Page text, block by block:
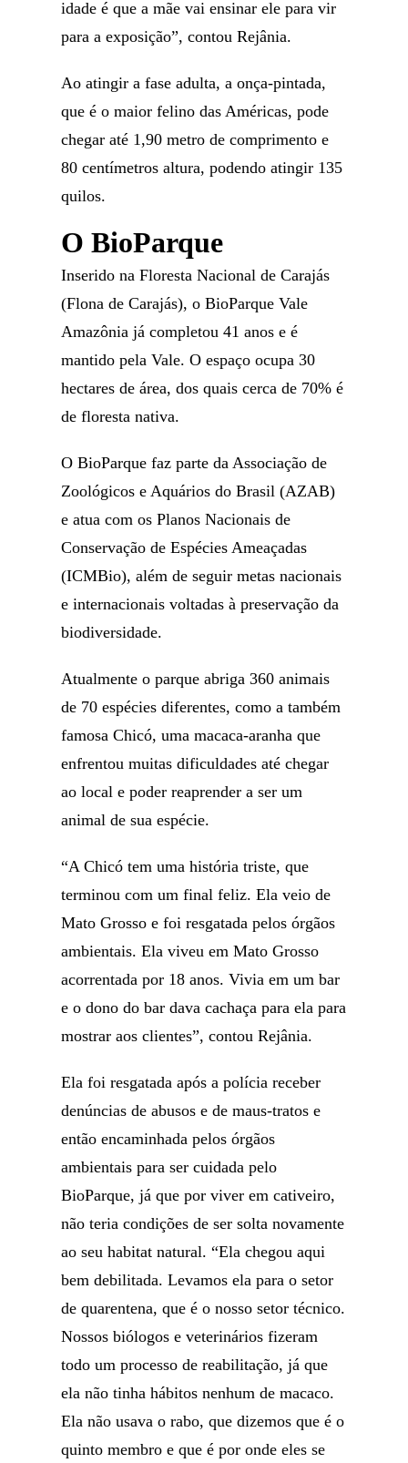
idade é que a mãe vai ensinar ele para vir
para a exposição”, contou Rejânia.
Ao atingir a fase adulta, a onça-pintada,
que é o maior felino das Américas, pode
chegar até 1,90 metro de comprimento e
80 centímetros altura, podendo atingir 135
quilos.
O BioParque
Inserido na Floresta Nacional de Carajás
(Flona de Carajás), o BioParque Vale
Amazônia já completou 41 anos e é
mantido pela Vale. O espaço ocupa 30
hectares de área, dos quais cerca de 70% é
de floresta nativa.
O BioParque faz parte da Associação de
Zoológicos e Aquários do Brasil (AZAB)
e atua com os Planos Nacionais de
Conservação de Espécies Ameaçadas
(ICMBio), além de seguir metas nacionais
e internacionais voltadas à preservação da
biodiversidade.
Atualmente o parque abriga 360 animais
de 70 espécies diferentes, como a também
famosa Chicó, uma macaca-aranha que
enfrentou muitas dificuldades até chegar
ao local e poder reaprender a ser um
animal de sua espécie.
“A Chicó tem uma história triste, que
terminou com um final feliz. Ela veio de
Mato Grosso e foi resgatada pelos órgãos
ambientais. Ela viveu em Mato Grosso
acorrentada por 18 anos. Vivia em um bar
e o dono do bar dava cachaça para ela para
mostrar aos clientes”, contou Rejânia.
Ela foi resgatada após a polícia receber
denúncias de abusos e de maus-tratos e
então encaminhada pelos órgãos
ambientais para ser cuidada pelo
BioParque, já que por viver em cativeiro,
não teria condições de ser solta novamente
ao seu habitat natural. “Ela chegou aqui
bem debilitada. Levamos ela para o setor
de quarentena, que é o nosso setor técnico.
Nossos biólogos e veterinários fizeram
todo um processo de reabilitação, já que
ela não tinha hábitos nenhum de macaco.
Ela não usava o rabo, que dizemos que é o
quinto membro e que é por onde eles se